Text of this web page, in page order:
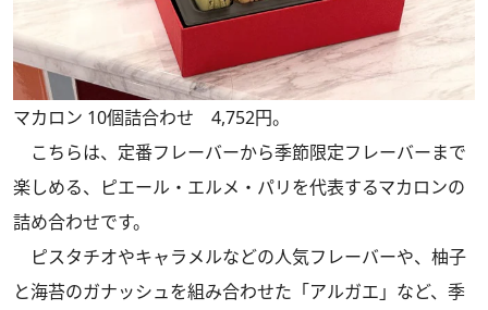
マカロン 10個詰合わせ 4,752円。
こちらは、定番フレーバーから季節限定フレーバーまで
楽しめる、ピエール・エルメ・パリを代表するマカロンの
詰め合わせです。
ピスタチオやキャラメルなどの人気フレーバーや、柚子
と海苔のガナッシュを組み合わせた「アルガエ」など、季